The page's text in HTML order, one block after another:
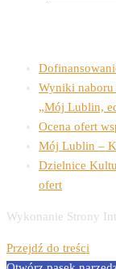
Wyniki
„Mój Lublin,
Ocena ofert
Mój Lublin –
Dzielnice
ofert
Wykonanie Strony
Przejdź do treści